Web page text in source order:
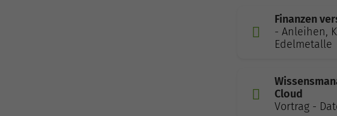
Finanzen
- Anleihen,
Edelmetalle
Cloud
Vortrag -